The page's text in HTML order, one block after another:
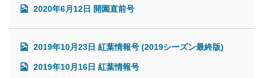
2020年6月12日 開園直前号
2019年10月23日 紅葉情報号 (2019シーズン最終版)
2019年10月16日 紅葉情報号